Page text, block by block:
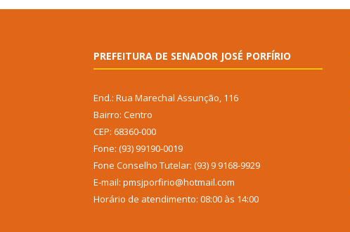
PREFEITURA DE SENADOR JOSÉ PORFÍRIO
End.: Rua Marechal Assunção, 116
Bairro: Centro
CEP: 68360-000
Fone: (93) 99190-0019
Fone Conselho Tutelar: (93) 9 9168-9929
E-mail: pmsjporfirio@hotmail.com
Horário de atendimento: 08:00 às 14:00